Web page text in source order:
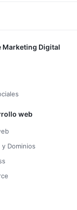
Marketing Digital
web
Dominios